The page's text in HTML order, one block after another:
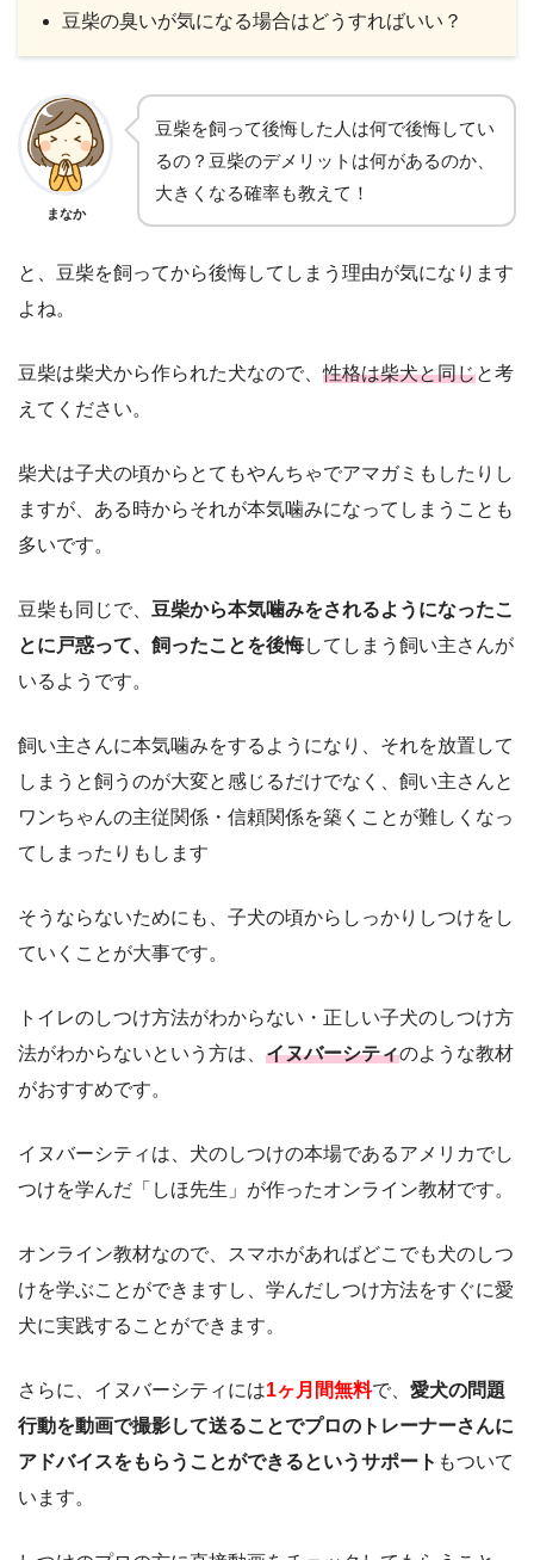
豆柴の臭いが気になる場合はどうすればいい？
まなか
豆柴を飼って後悔した人は何で後悔してい
るの？豆柴のデメリットは何があるのか、
大きくなる確率も教えて！
と、豆柴を飼ってから後悔してしまう理由が気になります
よね。
豆柴は柴犬から作られた犬なので、性格は柴犬と同じと考
えてください。
柴犬は子犬の頃からとてもやんちゃでアマガミもしたりし
ますが、ある時からそれが本気噛みになってしまうことも
多いです。
豆柴も同じで、 豆柴から本気噛みをされるようになったこ
とに戸惑って、飼ったことを後悔してしまう飼い主さんが
いるようです。
飼い主さんに本気噛みをするようになり、それを放置して
しまうと飼うのが大変と感じるだけでなく、飼い主さんと
ワンちゃんの主従関係・信頼関係を築くことが難しくなっ
てしまったりもします
そうならないためにも、子犬の頃からしっかりしつけをし
ていくことが大事です。
トイレのしつけ方法がわからない・正しい子犬のしつけ方
法がわからないという方は、 イヌバーシティのような教材
がおすすめです。
イヌバーシティは、犬のしつけの本場であるアメリカでし
つけを学んだ「しほ先生」が作ったオンライン教材です。
オンライン教材なので、スマホがあればどこでも犬のしつ
けを学ぶことができますし、学んだしつけ方法をすぐに愛
犬に実践することができます。
さらに、イヌバーシティには1ヶ月間無料で、 愛犬の問題
行動を動画で撮影して送ることでプロのトレーナーさんに
アドバイスをもらうことができるというサポート もついて
います。